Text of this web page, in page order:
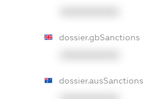
dossier.gbSanctions
dossier.ausSanctions